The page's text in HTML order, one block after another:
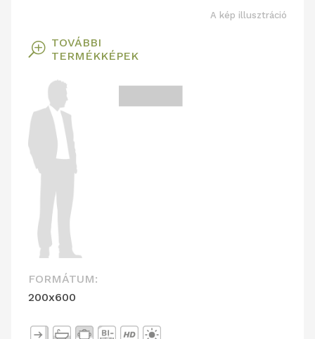
A kép illusztráció
T TOVÁBBI
TERMÉKKÉPEK
FORMÁTUM:
200x600